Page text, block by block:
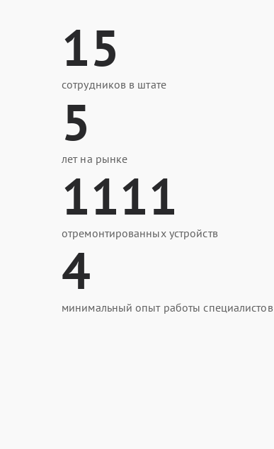
15
сотрудников в штате
5
лет на рынке
1111
отремонтированных устройств
4
минимальный опыт работы специалистов